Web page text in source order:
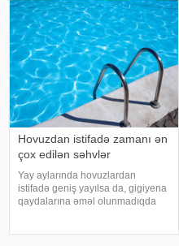
yüksə
Hovuzdan istifadə zamanı ən
çox edilən səhvlər
Yay aylarında hovuzlardan
istifadə geniş yayılsa da, gigiyena
qaydalarına əməl olunmadıqda